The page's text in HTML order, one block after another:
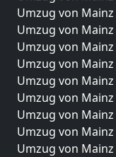
Umzug von
Umzug von
Umzug von
Umzug von
Umzug von
Umzug von
Umzug von
Umzug von
Umzug von